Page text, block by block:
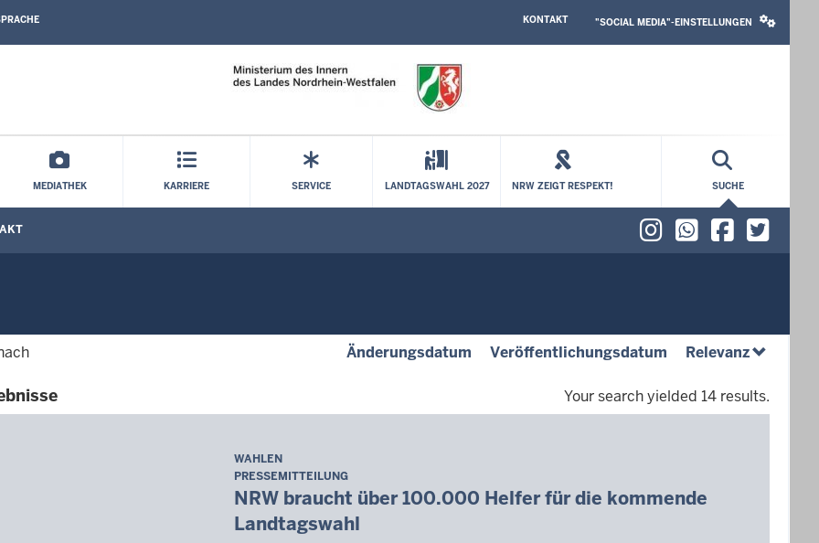
TOPKONTAKT
MEDIA
"SOCIAL MEDIA"-EINSTELLUNGEN
MEDIATHEK KARRIERE SERVICE LANDTAGSWAHL 2027 NRW ZEIGT RESPEKT! SUCHE
InstagramX
Änderungsdatum (absteigend)
Veröffentlichungsdatum (absteigend)
Relevanz
Your search yielded 14 results.
Samstag,
8.
August
2026
WAHLEN
PRESSEMITTEILUNG
NRW braucht über 100.000 Helfer für die kommende
Landtagswahl